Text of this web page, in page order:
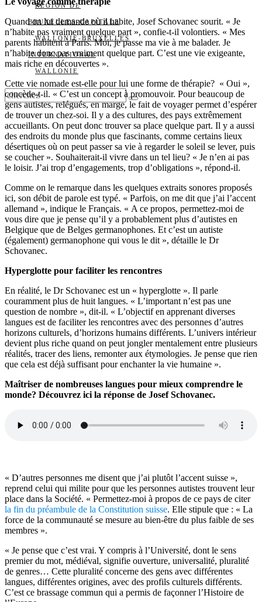
RÉGION DE
BRUXELLES-CAPITALE
WALLONIE-BRUXELLES
INTERNATIONAL
WALLONIE
Quand on lui demande où il habite, Josef Schovanec sourit. « Je
n’habite pas vraiment quelque part », confie-t-il volontiers. « Mes
parents habitent à Paris. Moi, je passe ma vie à me balader. Je
n’habite donc pas vraiment quelque part. C’est une vie exigeante,
mais riche en découvertes ».
Cette vie nomade est-elle pour lui une forme de thérapie? « Oui »,
concède-t-il. « C’est un concept à promouvoir. Pour beaucoup de
gens autistes, relégués, en marge, le fait de voyager permet d’espérer
de trouver un chez-soi. Il y a des cultures, des pays extrêmement
accueillants. On peut donc trouver sa place quelque part. Il y a aussi
des endroits du monde plus que fascinants, comme certains lieux
désertiques où on peut passer sa vie à regarder le soleil se lever, puis
se coucher ». Souhaiterait-il vivre dans un tel lieu? « Je n’en ai pas
le loisir. J’ai trop d’engagements, trop d’obligations », répond-il.
Comme on le remarque dans les quelques extraits sonores proposés
ici, son débit de parole est typé. « Parfois, on me dit que j’ai l’accent
allemand », indique le Français. « A ce propos, permettez-moi de
vous dire que je pense qu’il y a probablement plus d’autistes en
Belgique que de Belges germanophones. Et c’est un autiste
(également) germanophone qui vous le dit », détaille le Dr
Schovanec.
Hyperglotte pour faciliter les rencontres
En réalité, le Dr Schovanec est un « hyperglotte ». Il parle
couramment plus de huit langues. « L’important n’est pas une
question de nombre », dit-il. « L’objectif en apprenant diverses
langues est de faciliter les rencontres avec des personnes d’autres
horizons culturels, d’horizons humains différents. L’univers intérieur
devient plus riche quand on peut jongler mentalement entre plusieurs
réalités, tracer des liens, remonter aux étymologies. Je pense que rien
que cela est déjà suffisant pour enchanter la vie humaine ».
Maîtriser de nombreuses langues pour mieux comprendre le
monde? Découvrez ici la réponse de Josef Schovanec.
« D’autres personnes me disent que j’ai plutôt l’accent suisse »,
reprend celui qui milite pour que les personnes autistes trouvent leur
place dans la Société. « Permettez-moi à propos de ce pays de citer
la fin du préambule de la Constitution suisse. Elle stipule que : « La
force de la communauté se mesure au bien-être du plus faible de ses
membres ».
« Je pense que c’est vrai. Y compris à l’Université, dont le sens
premier du mot, médiéval, signifie ouverture, universalité, pluralité
de genres… Cette pluralité concerne des gens avec différentes
langues, différentes origines, avec des profils culturels différents.
C’est ce brassage commun qui a permis de façonner l’Histoire de